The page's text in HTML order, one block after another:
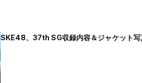
SKE48、37th SG収録内容＆ジャケット写